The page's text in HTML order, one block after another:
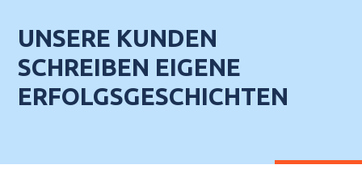
UNSERE KUNDEN
SCHREIBEN EIGENE
ERFOLGSGESCHICHTEN